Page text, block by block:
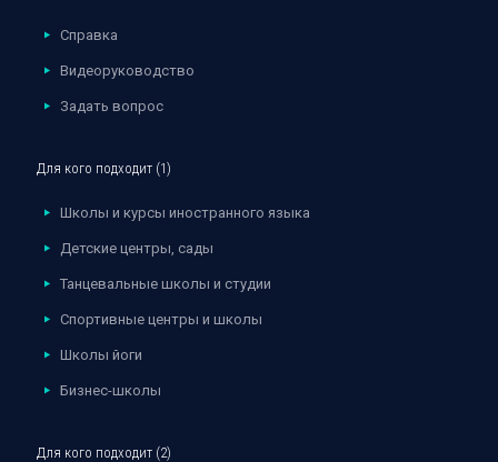
Справка
Видеоруководство
Задать вопрос
Для кого подходит (1)
Школы и курсы иностранного языка
Детские центры, сады
Танцевальные школы и студии
Спортивные центры и школы
Школы йоги
Бизнес-школы
Для кого подходит (2)